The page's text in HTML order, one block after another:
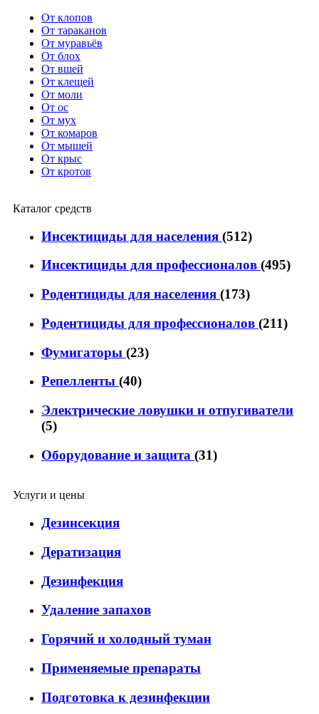
От клопов
От тараканов
От муравьёв
От блох
От вшей
От клещей
От моли
От ос
От мух
От комаров
От мышей
От крыс
От кротов
Каталог средств
Инсектициды для населения (512)
Инсектициды для профессионалов (495)
Родентициды для населения (173)
Родентициды для профессионалов (211)
Фумигаторы (23)
Репелленты (40)
Электрические ловушки и отпугиватели
(5)
Оборудование и защита (31)
Услуги и цены
Дезинсекция
Дератизация
Дезинфекция
Удаление запахов
Горячий и холодный туман
Применяемые препараты
Подготовка к дезинфекции